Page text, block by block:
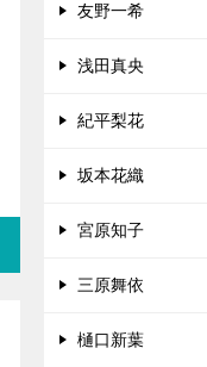
友野一希
浅田真央
紀平梨花
坂本花織
宮原知子
三原舞依
樋口新葉